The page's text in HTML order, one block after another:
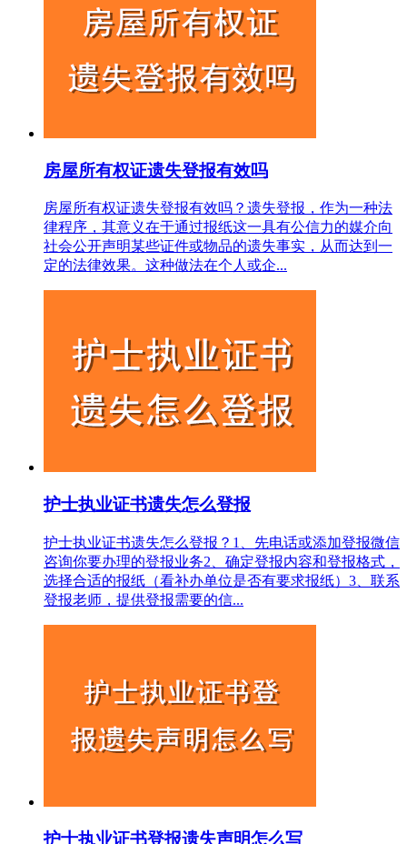
房屋所有权证遗失登报有效吗
房屋所有权证遗失登报有效吗？遗失登报，作为一种法
律程序，其意义在于通过报纸这一具有公信力的媒介向
社会公开声明某些证件或物品的遗失事实，从而达到一
定的法律效果。这种做法在个人或企...
护士执业证书遗失怎么登报
护士执业证书遗失怎么登报？1、先电话或添加登报微信
咨询你要办理的登报业务2、确定登报内容和登报格式，
选择合适的报纸（看补办单位是否有要求报纸）3、联系
登报老师，提供登报需要的信...
护士执业证书登报遗失声明怎么写